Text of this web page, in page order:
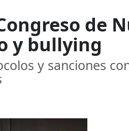
de
y bullying
y sanciones